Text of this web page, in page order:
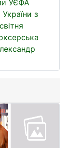
УЄФА
України з